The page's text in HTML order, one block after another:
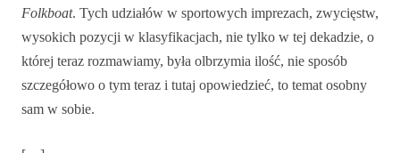
Folkboat. Tych udziałów w sportowych imprezach, zwycięstw,
wysokich pozycji w klasyfikacjach, nie tylko w tej dekadzie, o
której teraz rozmawiamy, była olbrzymia ilość, nie sposób
szczegółowo o tym teraz i tutaj opowiedzieć, to temat osobny
sam w sobie.